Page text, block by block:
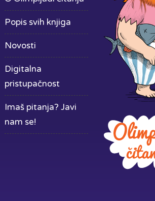
Popis svih knjiga
Novosti
Digitalna
pristupačnost
Imaš pitanja? Javi
nam se!